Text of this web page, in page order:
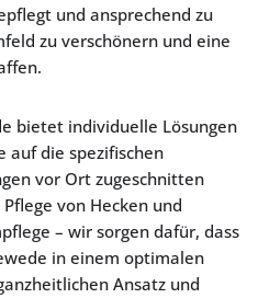
und ansprechend zu
zu verschönern und eine
bietet individuelle Lösungen
auf die spezifischen
vor Ort zugeschnitten
von Hecken und
– wir sorgen dafür, dass
in einem optimalen
Ansatz und